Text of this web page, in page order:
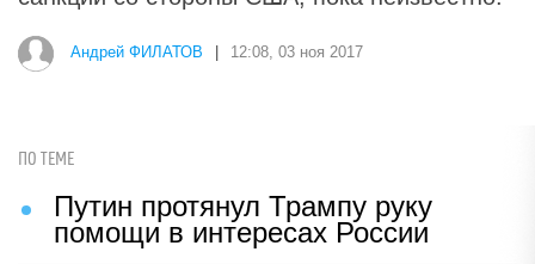
Андрей ФИЛАТОВ 12:08, 03 ноя 2017
ПО ТЕМЕ
Путин протянул Трампу руку
помощи в интересах России